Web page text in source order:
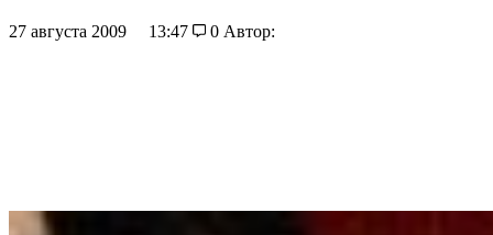
27 августа 2009 13:47 0 Автор: